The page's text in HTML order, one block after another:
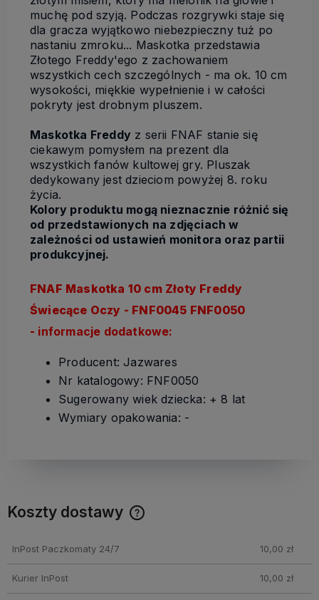
muchę pod szyją. Podczas rozgrywki staje się
dla gracza wyjątkowo niebezpieczny tuż po
nastaniu zmroku... Maskotka przedstawia
Złotego Freddy'ego z zachowaniem
wszystkich cech szczególnych - ma ok. 10 cm
wysokości, miękkie wypełnienie i w całości
pokryty jest drobnym pluszem.
Maskotka Freddy z serii FNAF stanie się
ciekawym pomysłem na prezent dla
wszystkich fanów kultowej gry. Pluszak
dedykowany jest dzieciom powyżej 8. roku
życia.
Kolory produktu mogą nieznacznie różnić się
od przedstawionych na zdjęciach w
zależności od ustawień monitora oraz partii
produkcyjnej.
FNAF Maskotka 10 cm Złoty Freddy
Świecące Oczy - FNF0045 FNF0050
- informacje dodatkowe:
Producent: Jazwares
Nr katalogowy: FNF0050
Sugerowany wiek dziecka: + 8 lat
Wymiary opakowania: -
Koszty dostawy
InPost Paczkomaty 24/7 10,00 zł
Kurier InPost 10,00 zł